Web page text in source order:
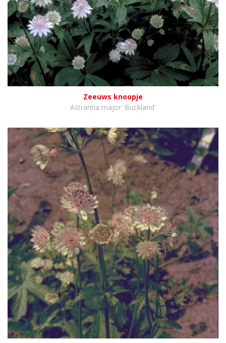
Zeeuws knoopje
Astrantia major 'Buckland'